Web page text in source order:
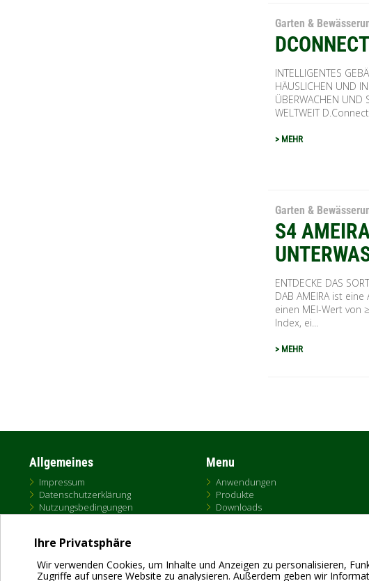
Ihre Privatsphäre
Wir verwenden Cookies, um Inhalte und Anzeigen zu personalisieren,
Zugriffe auf unsere Website zu analysieren. Außerdem geben wir
Garten &
DCONNECT
INTELLIGENTES
HÄUSLICHEN UND
ÜBERWACHEN UND
WELTWEIT
> MEHR
Garten &
S4
ENTDECKE DAS
DAB AMEIRA ist
einen MEI-Wert von
Index, ei...
> MEHR
Allgemeines
Impressum
Datenschutzerklärung
Nutzungsbedingungen
Menu
Anwendungen
Produkte
Downloads